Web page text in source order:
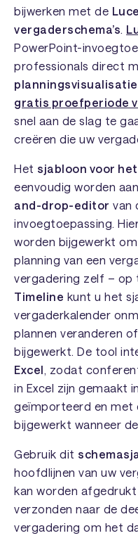
bijwerken met de
vergaderschema’s
PowerPoint-
professionals direct
gratis proefperiode
snel aan de slag te
creëren die uw
Het sjabloon voor
eenvoudig worden
and-drop-editor van
invoegtoepassing.
worden bijgewerkt
planning van een
vergadering zelf – op
Timeline kunt u het
vergaderkalender
plannen veranderen
bijgewerkt. De tool
Excel, zodat
in Excel zijn gemaakt
geïmporteerd en met
bijgewerkt wanneer
Gebruik dit
hoofdlijnen van uw
kan worden
verzonden naar de
vergadering om het